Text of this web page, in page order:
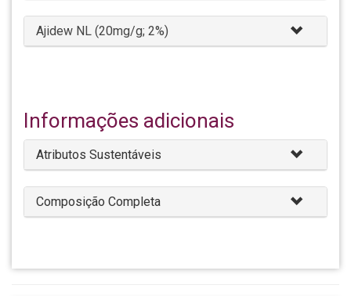
Ajidew NL (20mg/g; 2%)
Informações adicionais
Atributos Sustentáveis
Composição Completa